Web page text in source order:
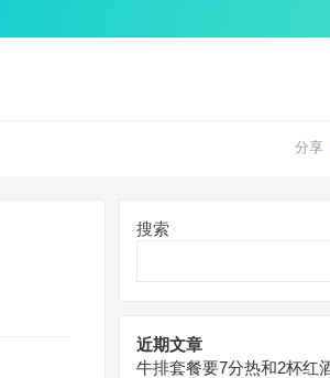
搜索
近期文章
牛排套餐要7分热和2杯红